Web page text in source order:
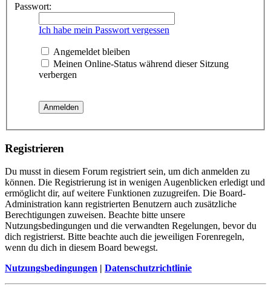
Passwort:
Ich habe mein Passwort vergessen
Angemeldet bleiben
Meinen Online-Status während dieser Sitzung
verbergen
Registrieren
Du musst in diesem Forum registriert sein, um dich anmelden zu
können. Die Registrierung ist in wenigen Augenblicken erledigt und
ermöglicht dir, auf weitere Funktionen zuzugreifen. Die Board-
Administration kann registrierten Benutzern auch zusätzliche
Berechtigungen zuweisen. Beachte bitte unsere
Nutzungsbedingungen und die verwandten Regelungen, bevor du
dich registrierst. Bitte beachte auch die jeweiligen Forenregeln,
wenn du dich in diesem Board bewegst.
Nutzungsbedingungen | Datenschutzrichtlinie